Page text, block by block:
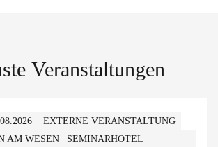
Veranstaltungen
EXTERNE VERANSTALTUNG
AM WESEN | SEMINARHOTEL